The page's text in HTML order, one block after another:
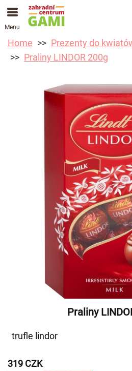
Menu
Home
Prezenty do
Praliny LINDOR 200g
Praliny
trufle lindor
319 CZK